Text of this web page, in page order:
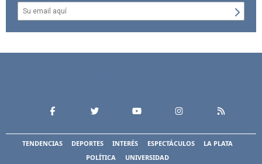
TENDENCIAS DEPORTES INTERÉS ESPECTÁCULOS
LA PLATA
POLÍTICA
UNIVERSIDAD